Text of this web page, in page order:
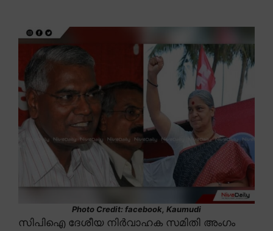
Photo Credit: facebook, Kaumudi
സിപിഐ ദേശീയ നിർവാഹക സമിതി അംഗം